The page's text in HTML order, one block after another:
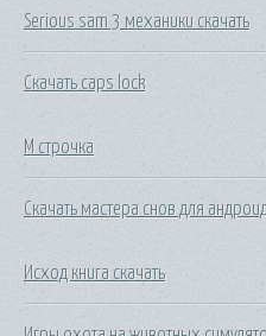
Serious sam 3 механики скачать
Скачать caps lock
М строчка
Скачать мастера снов для
Исход книга скачать